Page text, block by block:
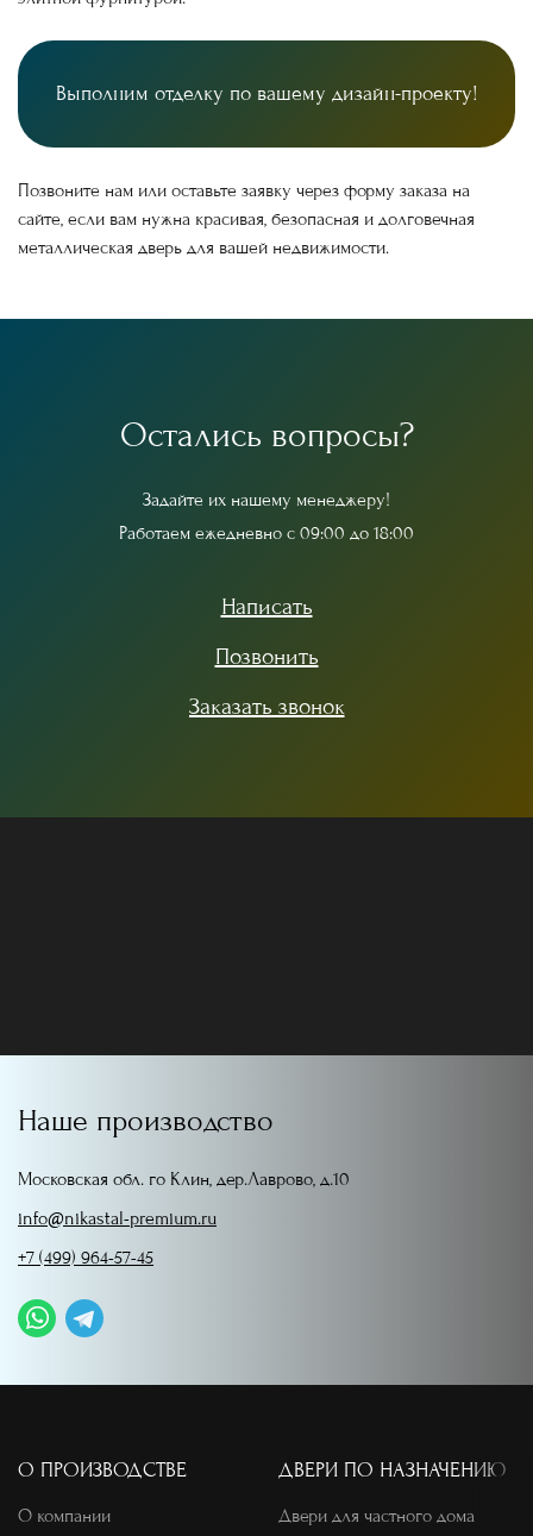
Выполним отделку по вашему дизайн-проекту!
Позвоните нам или оставьте заявку через форму заказа на
сайте, если вам нужна красивая, безопасная и долговечная
металлическая дверь для вашей недвижимости.
Остались вопросы?
Задайте их нашему менеджеру!
Работаем ежедневно с 09:00 до 18:00
Написать
Позвонить
Заказать звонок
Наше производство
Московская обл. го Клин, дер.Лаврово, д.10
info@nikastal-premium.ru
+7 (499) 964-57-45
О ПРОИЗВОДСТВЕ
О компании
ДВЕРИ ПО НАЗНАЧЕНИЮ
Двери для частного дома